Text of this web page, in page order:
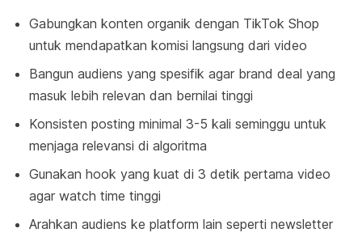
Gabungkan konten organik dengan TikTok Shop
untuk mendapatkan komisi langsung dari video
Bangun audiens yang spesifik agar brand deal yang
masuk lebih relevan dan bernilai tinggi
Konsisten posting minimal 3-5 kali seminggu untuk
menjaga relevansi di algoritma
Gunakan hook yang kuat di 3 detik pertama video
agar watch time tinggi
Arahkan audiens ke platform lain seperti newsletter